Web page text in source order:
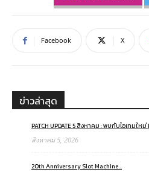
Facebook X
ข่าวล่าสุด
PATCH UPDATE 5 สิงหาคม : พบกับไอเทมให
สิงหาคม 5, 2026
20th Anniversary Slot Machine ..